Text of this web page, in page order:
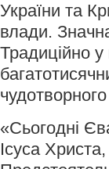
України та
влади.
Традиційно
«Сьогодні
Ісуса